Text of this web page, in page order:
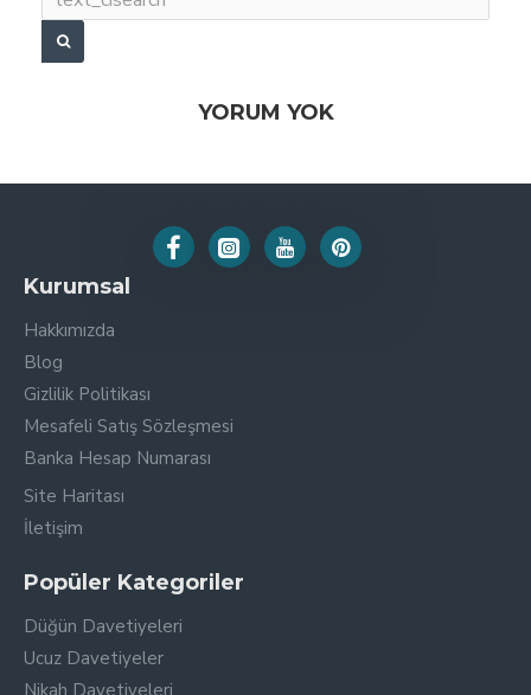
YORUM YOK
Kurumsal
Hakkımızda
Blog
Gizlilik Politikası
Mesafeli Satış Sözleşmesi
Banka Hesap Numarası
Site Haritası
İletişim
Popüler Kategoriler
Düğün Davetiyeleri
Ucuz Davetiyeler
Nikah Davetiyeleri